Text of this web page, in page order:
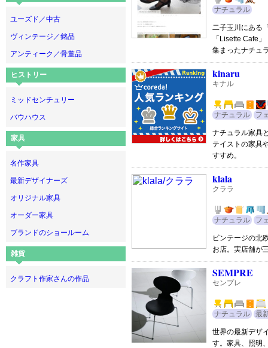
ユーズド／中古
ヴィンテージ／銘品
アンティーク／骨董品
ヒストリー
ミッドセンチュリー
バウハウス
家具
名作家具
最新デザイナーズ
オリジナル家具
オーダー家具
ブランドのショールーム
雑貨
クラフト作家さんの作品
ナチュラル
二子玉川にある
「Lisette Cafe
集まったナチュ
kinaru
キナル
ナチュラル フ
ナチュラル家具
テイストの家具
すすめ。
klala
クララ
ナチュラル フ
ビンテージの北
お店。実店舗が
SEMPRE
センプレ
ナチュラル 最
世界の最新デザ
す。家具、照明